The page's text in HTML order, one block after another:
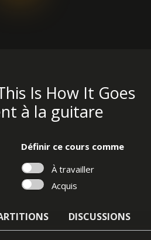
Is How It Goes
à la guitare
Définir ce cours comme
À travailler
Acquis
DISCUSSIONS